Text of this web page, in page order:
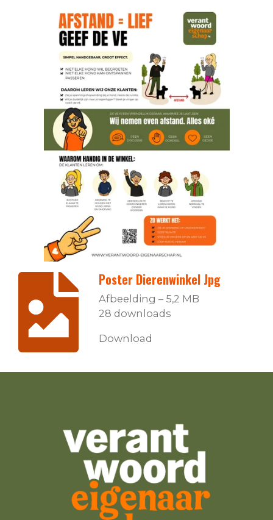
Poster Dierenwinkel Jpg
Afbeelding – 5,2 MB
28 downloads
Download